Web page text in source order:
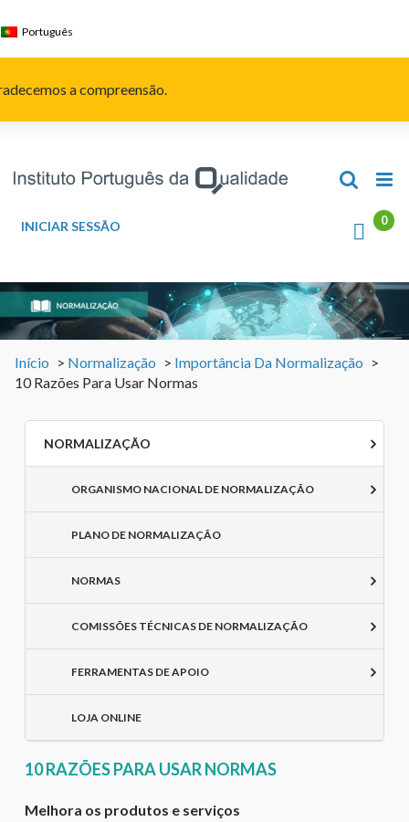
to
Português
a compreensão.
INICIAR SESSÃO
Início > Normalização > Importância Da Normalização >
10 Razões Para Usar Normas
NORMALIZAÇÃO
ORGANISMO NACIONAL DE NORMALIZAÇÃO
PLANO DE NORMALIZAÇÃO
NORMAS
COMISSÕES TÉCNICAS DE NORMALIZAÇÃO
FERRAMENTAS DE APOIO
LOJA ONLINE
10 RAZÕES PARA USAR NORMAS
Melhora os produtos e serviços